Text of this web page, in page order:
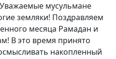
мусульмане
земляки! Поздравляем
месяца Рамадан и
В это время принято
накопленный